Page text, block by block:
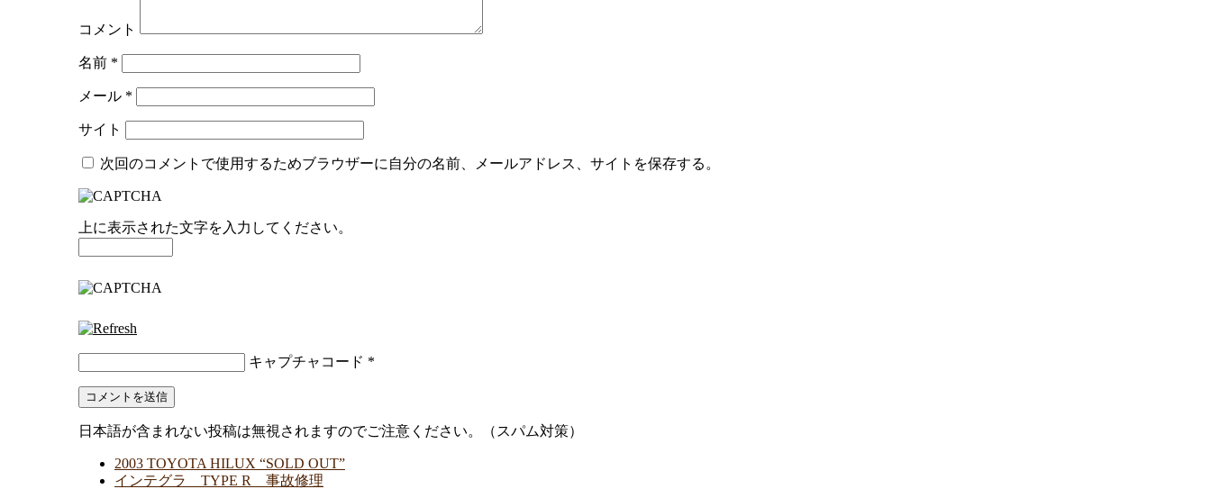
コメント
名前 *
メール *
サイト
次回のコメントで使用するためブラウザーに自分の名前、メールアドレス、サイトを保存する。
上に表示された文字を入力してください。
キャプチャコード *
日本語が含まれない投稿は無視されますのでご注意ください。（スパム対策）
2003 TOYOTA HILUX “SOLD OUT”
インテグラ TYPE R 事故修理